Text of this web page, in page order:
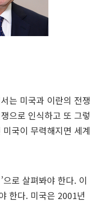
는 미국과 이란의 전쟁
으로 인식하고 또 그렇
국이 무력해지면 세계
으로 살펴봐야 한다. 이
한다. 미국은 2001년